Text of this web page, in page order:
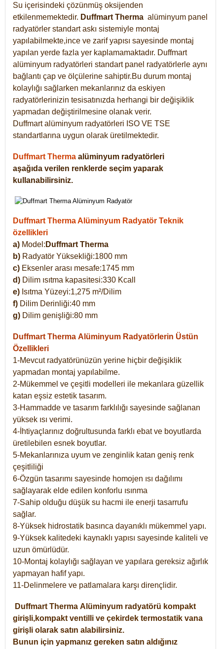
Su içerisindeki çözünmüş oksijenden
etkilenmemektedir. Duffmart Therma alüminyum panel
radyatörler standart askı sistemiyle montaj
yapılabilmekte,ince ve zarif yapısı sayesinde montaj
yapılan yerde fazla yer kaplamamaktadır. Duffmart
alüminyum radyatörleri standart panel radyatörlerle aynı
bağlantı çap ve ölçülerine sahiptir.Bu durum montaj
kolaylığı sağlarken mekanlarınız da eskiyen
radyatörlerinizin tesisatınızda herhangi bir değişiklik
yapmadan değiştirilmesine olanak verir.
Duffmart alüminyum radyatörleri ISO VE TSE
standartlarına uygun olarak üretilmektedir.
Duffmart Therma alüminyum radyatörleri
aşağıda verilen renklerde seçim yaparak
kullanabilirsiniz.
Duffmart Therma Alüminyum Radyatör Teknik
özellikleri
a) Model: Duffmart Therma
b) Radyatör Yüksekliği:1800 mm
c) Eksenler arası mesafe:1745 mm
d) Dilim ısıtma kapasitesi:330 Kcall
e) Isıtma Yüzeyi:1,275 m²/Dilim
f) Dilim Derinliği:40 mm
g) Dilim genişliği:80 mm
Duffmart Therma Alüminyum Radyatörlerin Üstün
Özellikleri
1-Mevcut radyatörünüzün yerine hiçbir değişiklik
yapmadan montaj yapılabilme.
2-Mükemmel ve çeşitli modelleri ile mekanlara güzellik
katan eşsiz estetik tasarım.
3-Hammadde ve tasarım farklılığı sayesinde sağlanan
yüksek ısı verimi.
4-İhtiyaçlarınız doğrultusunda farklı ebat ve boyutlarda
üretilebilen esnek boyutlar.
5-Mekanlarınıza uyum ve zenginlik katan geniş renk
çeşitliliği
6-Özgün tasarımı sayesinde homojen ısı dağılımı
sağlayarak elde edilen konforlu ısınma
7-Sahip olduğu düşük su hacmi ile enerji tasarrufu
sağlar.
8-Yüksek hidrostatik basınca dayanıklı mükemmel yapı.
9-Yüksek kalitedeki kaynaklı yapısı sayesinde kaliteli ve
uzun ömürlüdür.
10-Montaj kolaylığı sağlayan ve yapılara gereksiz ağırlık
yapmayan hafif yapı.
11-Delinmelere ve patlamalara karşı dirençlidir.
Duffmart Therma Alüminyum radyatörü kompakt
girişli,kompakt ventilli ve çekirdek termostatik vana
girişli olarak satın alabilirsiniz.
Bunun için yapmanız gereken satın aldığınız